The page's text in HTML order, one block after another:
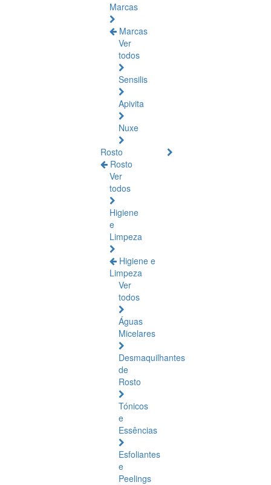
Marcas
Marcas
Ver
todos
Sensilis
Apivita
Nuxe
Rosto
Rosto
Ver
todos
Higiene
e
Limpeza
Higiene e
Limpeza
Ver
todos
Águas
Micelares
Desmaquilhantes
de
Rosto
Tónicos
e
Essências
Esfoliantes
e
Peelings